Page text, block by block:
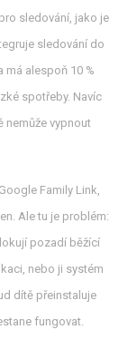
sledování, jako je
sledování do
má alespoň 10 %
spotřeby. Navíc
nemůže vypnout
Family Link,
Ale tu je problém:
pozadí běžící
nebo ji systém
dítě přeinstaluje
fungovat.